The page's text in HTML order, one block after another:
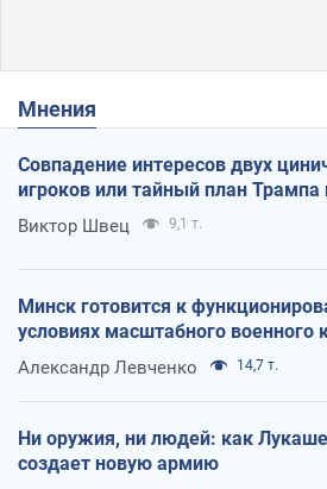
Мнения
Совпадение интересов двух
игроков или тайный план Трампа
Виктор Швец 9,1 т.
Минск готовится к
условиях масштабного военного
Александр Левченко 14,7 т.
Ни оружия, ни людей: как
создает новую армию